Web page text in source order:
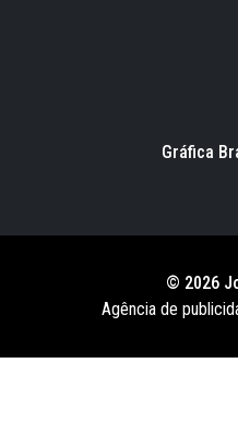
Gráfica
© 2026
Agência de